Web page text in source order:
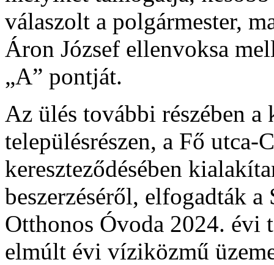
válaszolt a polgármester,
Áron József ellenvoksa
„A” pontját.
Az ülés további részében
településrészen, a Fő
kereszteződésében
beszerzéséről, elfogadták
Otthonos Óvoda 2024. évi
elmúlt évi víziközmű